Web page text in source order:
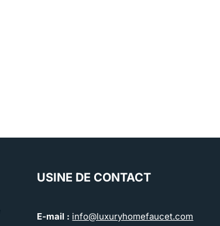
USINE DE CONTACT
E-mail : info@luxuryhomefaucet.com